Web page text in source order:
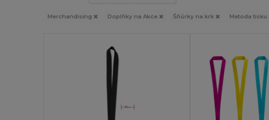
Merchandising Doplňky na Akce Šňůrky na krk Metoda tisku